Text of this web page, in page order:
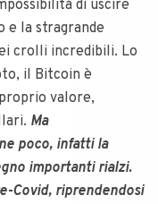
di uscire
e la stragrande
crolli incredibili. Lo
il Bitcoin è
valore,
Ma
poco, infatti la
importanti rialzi.
Covid, riprendendosi